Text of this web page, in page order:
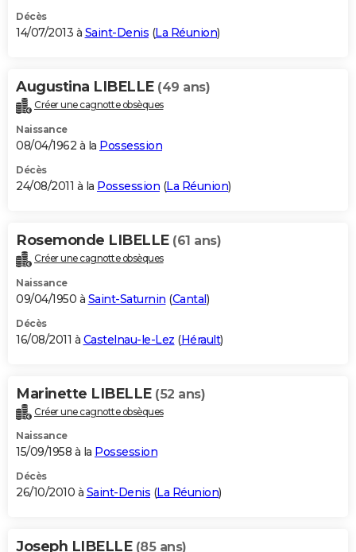
Décès
14/07/2013 à Saint-Denis (La Réunion)
Augustina LIBELLE (49 ans)
Créer une cagnotte obsèques
Naissance
08/04/1962 à la Possession
Décès
24/08/2011 à la Possession (La Réunion)
Rosemonde LIBELLE (61 ans)
Créer une cagnotte obsèques
Naissance
09/04/1950 à Saint-Saturnin (Cantal)
Décès
16/08/2011 à Castelnau-le-Lez (Hérault)
Marinette LIBELLE (52 ans)
Créer une cagnotte obsèques
Naissance
15/09/1958 à la Possession
Décès
26/10/2010 à Saint-Denis (La Réunion)
Joseph LIBELLE (85 ans)